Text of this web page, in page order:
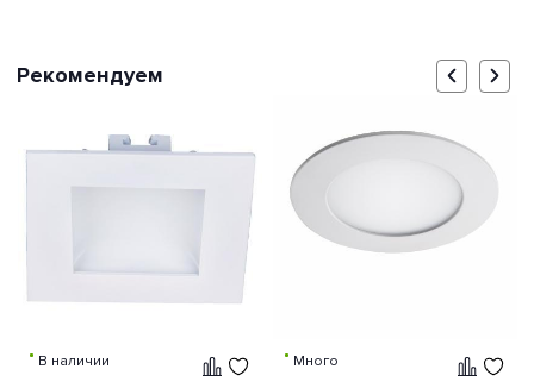
Рекомендуем
В наличии Много